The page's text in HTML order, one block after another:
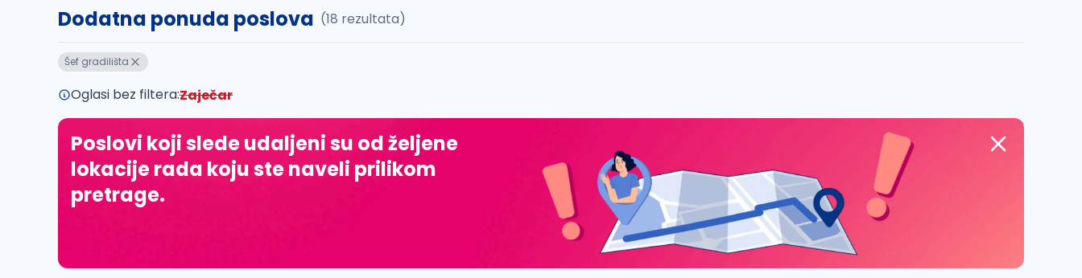
Dodatna ponuda poslova (18 rezultata)
Šef gradilišta
Oglasi bez filtera:Zaječar
Poslovi koji slede udaljeni su od željene
lokacije rada koju ste naveli prilikom
pretrage.